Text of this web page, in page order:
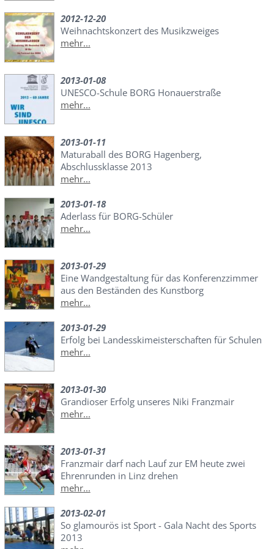
2012-12-20
Weihnachtskonzert des Musikzweiges
mehr...
2013-01-08
UNESCO-Schule BORG Honauerstraße
mehr...
2013-01-11
Maturaball des BORG Hagenberg,
Abschlussklasse 2013
mehr...
2013-01-18
Aderlass für BORG-Schüler
mehr...
2013-01-29
Eine Wandgestaltung für das Konferenzzimmer
aus den Beständen des Kunstborg
mehr...
2013-01-29
Erfolg bei Landesskimeisterschaften für Schulen
mehr...
2013-01-30
Grandioser Erfolg unseres Niki Franzmair
mehr...
2013-01-31
Franzmair darf nach Lauf zur EM heute zwei
Ehrenrunden in Linz drehen
mehr...
2013-02-01
So glamourös ist Sport - Gala Nacht des Sports
2013